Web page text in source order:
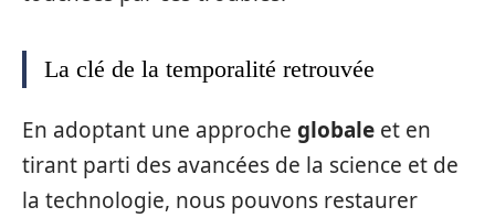
La clé de la temporalité retrouvée
En adoptant une approche globale et en
tirant parti des avancées de la science et de
la technologie, nous pouvons restaurer